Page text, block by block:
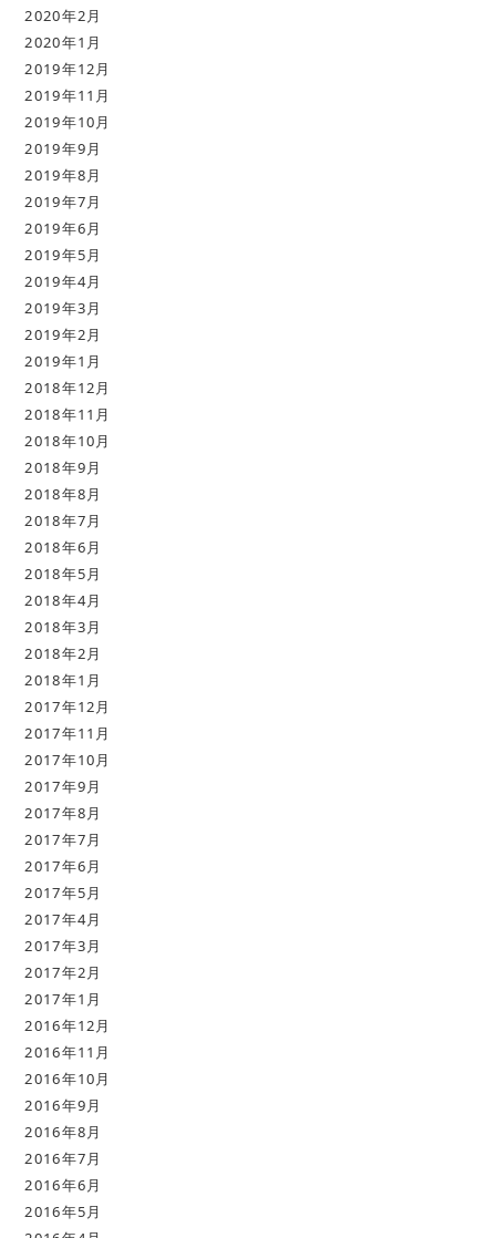
2020年2月
2020年1月
2019年12月
2019年11月
2019年10月
2019年9月
2019年8月
2019年7月
2019年6月
2019年5月
2019年4月
2019年3月
2019年2月
2019年1月
2018年12月
2018年11月
2018年10月
2018年9月
2018年8月
2018年7月
2018年6月
2018年5月
2018年4月
2018年3月
2018年2月
2018年1月
2017年12月
2017年11月
2017年10月
2017年9月
2017年8月
2017年7月
2017年6月
2017年5月
2017年4月
2017年3月
2017年2月
2017年1月
2016年12月
2016年11月
2016年10月
2016年9月
2016年8月
2016年7月
2016年6月
2016年5月